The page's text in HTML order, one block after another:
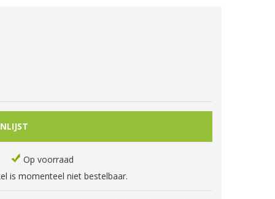
Op voorraad
is momenteel niet bestelbaar.